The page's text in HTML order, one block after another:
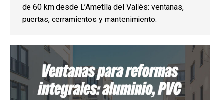
de 60 km desde L’Ametlla del Vallès: ventanas,
puertas, cerramientos y mantenimiento.